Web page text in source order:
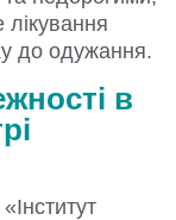
до одужання.
в